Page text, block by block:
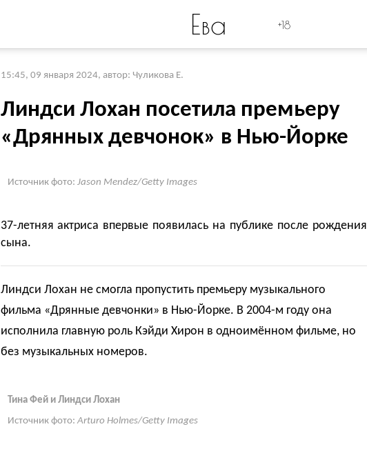
Ева +18
15:45, 09 января 2024, автор: Чуликова Е.
Линдси Лохан посетила премьеру
«Дрянных девчонок» в Нью-Йорке
Источник фото: Jason Mendez/Getty Images
37-летняя актриса впервые появилась на публике после рождения
сына.
Линдси Лохан не смогла пропустить премьеру музыкального
фильма «Дрянные девчонки» в Нью-Йорке. В 2004-м году она
исполнила главную роль Кэйди Хирон в одноимённом фильме, но
без музыкальных номеров.
Тина Фей и Линдси Лохан
Источник фото: Arturo Holmes/Getty Images